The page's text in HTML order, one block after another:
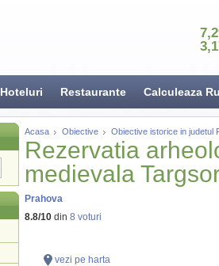
Hoteluri Restaurante Calculeaza
Acasa Obiective Obiective istorice in judetul
Rezervatia
medievala
Prahova
8.8/10 din 8 voturi
vezi pe harta